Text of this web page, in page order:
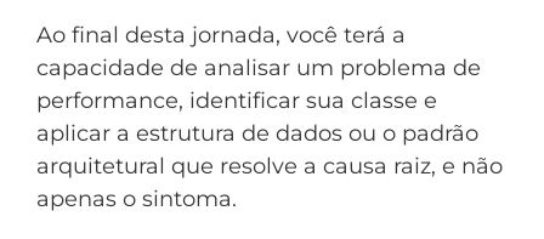
Ao final desta jornada, você terá a
capacidade de analisar um problema de
performance, identificar sua classe e
aplicar a estrutura de dados ou o padrão
arquitetural que resolve a causa raiz, e não
apenas o sintoma.